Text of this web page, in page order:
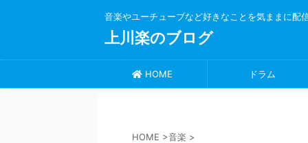
音楽やユーチューブなど好きなことを気ままに配
上川楽のブログ
HOME ドラム
HOME >音楽 >